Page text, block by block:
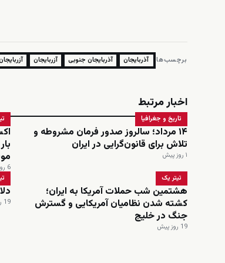
برچسب‌ها: آذربایجان آذربایجان جنوبی آزربایجان
اخبار مرتبط
تاریخ و جغرافیا
۱۴ مرداد؛ سالروز صدور فرمان مشروطه و
تلاش برای قانون‌گرایی در ایران
۱ روز پیش
6 روز پیش
تیتر یک
هشتمین شب حملات آمریکا به ایران؛
کشته شدن نظامیان آمریکایی و گسترش
جنگ در خلیج
19 روز پیش
19 روز پیش